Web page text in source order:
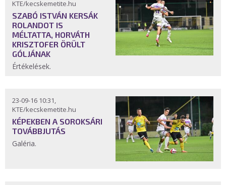
KTE/kecskemetite.hu
SZABÓ ISTVÁN KERSÁK
ROLANDOT IS
MÉLTATTA, HORVÁTH
KRISZTOFER ÖRÜLT
GÓLJÁNAK
Értékelések.
23-09-16 10:31,
KTE/kecskemetite.hu
KÉPEKBEN A SOROKSÁRI
TOVÁBBJUTÁS
Galéria.